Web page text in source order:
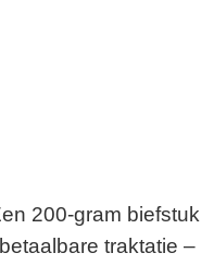
200-gram biefstuk
traktatie –